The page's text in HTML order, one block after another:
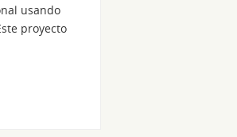
usando
proyecto